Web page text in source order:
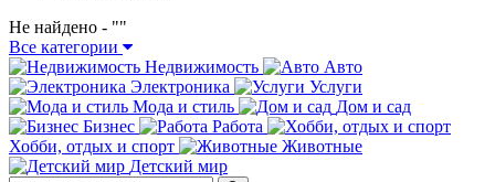
Не найдено - ""
Все категории
Недвижимость
Авто
Электроника
Услуги
Мода и стиль
Дом и сад
Бизнес
Работа
Хобби, отдых и спорт
Животные
Детский мир